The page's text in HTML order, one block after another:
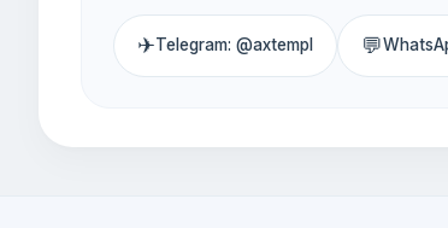
✈Telegram: @axtempl 💬